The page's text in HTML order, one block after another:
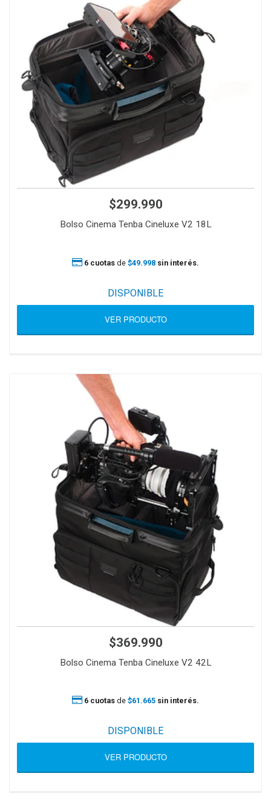
$299.990
Bolso Cinema Tenba Cineluxe V2 18L
6 cuotas de $49.998 sin interés.
DISPONIBLE
VER PRODUCTO
$369.990
Bolso Cinema Tenba Cineluxe V2 42L
6 cuotas de $61.665 sin interés.
DISPONIBLE
VER PRODUCTO